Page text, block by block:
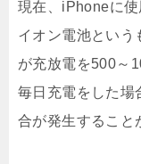
現在、iPhoneに
イオン電池という
が充放電を500～
毎日充電をした場
合が発生すること